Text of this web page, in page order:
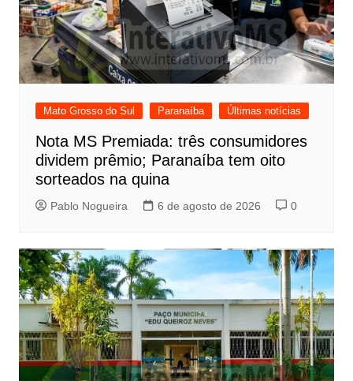
Mato Grosso do Sul Paranaíba Últimas notícias
Nota MS Premiada: três consumidores
dividem prêmio; Paranaíba tem oito
sorteados na quina
Pablo Nogueira 6 de agosto de 2026 0